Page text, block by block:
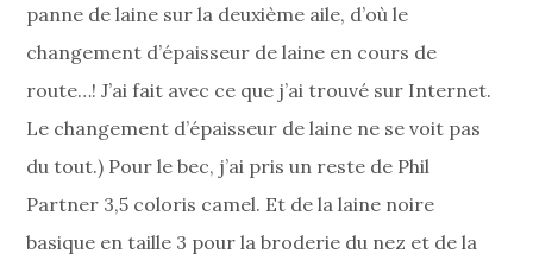
panne de laine sur la deuxième aile, d’où le
changement d’épaisseur de laine en cours de
route…! J’ai fait avec ce que j’ai trouvé sur Internet.
Le changement d’épaisseur de laine ne se voit pas
du tout.) Pour le bec, j’ai pris un reste de Phil
Partner 3,5 coloris camel. Et de la laine noire
basique en taille 3 pour la broderie du nez et de la